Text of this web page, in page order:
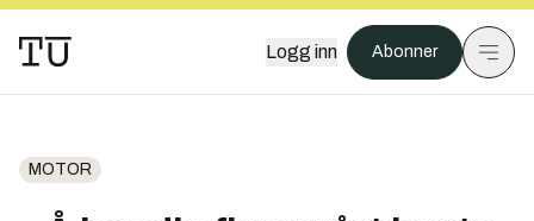
Logg inn Abonner
MOTOR